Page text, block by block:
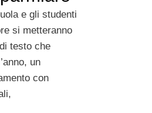
e gli studenti
si metteranno
testo che
un
con